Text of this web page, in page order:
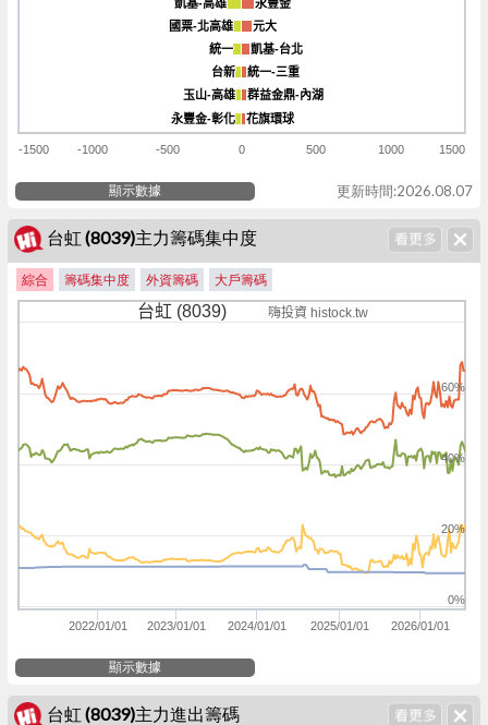
元大
元大
凱基-台北
凱基-台北
統一-三重
統一-三重
群益金鼎-內湖
群益金鼎-內湖
花旗環球
花旗環球
國票-北高雄
國票-北高雄
統一
統一
台新
台新
玉山-高雄
玉山-高雄
永豐金-彰化
永豐金-彰化
-500 0 500 1000 1500
-1500 -1000
顯示數據 更新時間:2026.08.07
台虹 (8039)主力籌碼集中度
綜合 籌碼集中度 外資籌碼 大戶籌碼
台虹 (8039) 嗨投資 histock.tw
2022/01/01 2023/01/01 2024/01/01 2025/01/01 2026/01/01
0%
20%
40%
60%
顯示數據
台虹 (8039)主力進出籌碼